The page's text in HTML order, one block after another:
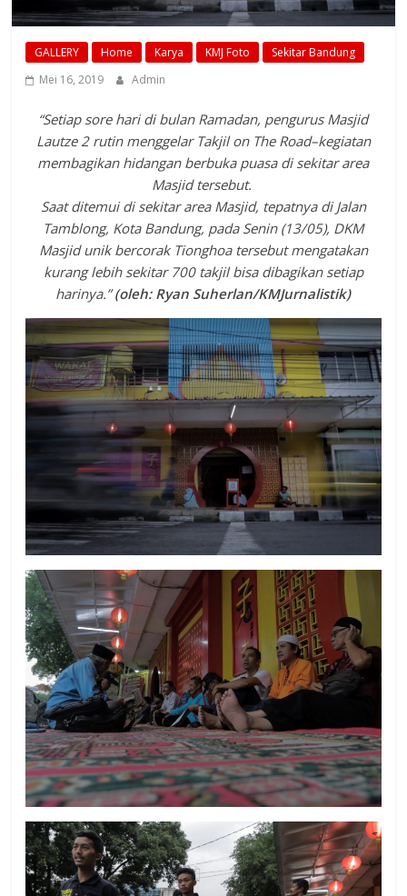
GALLERY Home Karya KMJ Foto
Sekitar Bandung
Mei 16, 2019
Admin
“Setiap sore hari di bulan Ramadan, pengurus Masjid
Lautze 2 rutin menggelar Takjil on The Road–kegiatan
membagikan hidangan berbuka puasa di sekitar area
Masjid tersebut.
Saat ditemui di sekitar area Masjid, tepatnya di Jalan
Tamblong, Kota Bandung, pada Senin (13/05), DKM
Masjid unik bercorak Tionghoa tersebut mengatakan
kurang lebih sekitar 700 takjil bisa dibagikan setiap
harinya.”(oleh: Ryan Suherlan/KMJurnalistik)